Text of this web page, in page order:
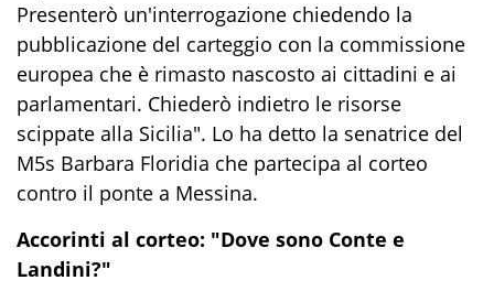
Presenterò un'interrogazione chiedendo la
pubblicazione del carteggio con la commissione
europea che è rimasto nascosto ai cittadini e ai
parlamentari. Chiederò indietro le risorse
scippate alla Sicilia". Lo ha detto la senatrice del
M5s Barbara Floridia che partecipa al corteo
contro il ponte a Messina.
Accorinti al corteo: "Dove sono Conte e
Landini?"